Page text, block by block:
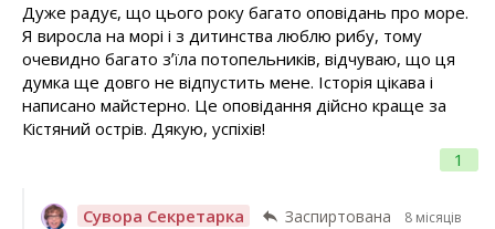
1
Дуже радує, що цього року багато оповідань про море.
Я виросла на морі і з дитинства люблю рибу, тому
очевидно багато зʼїла потопельників, відчуваю, що ця
думка ще довго не відпустить мене. Історія цікава і
написано майстерно. Це оповідання дійсно краще за
Кістяний острів. Дякую, успіхів!
Сувора Секретарка Заспиртована
8 місяців